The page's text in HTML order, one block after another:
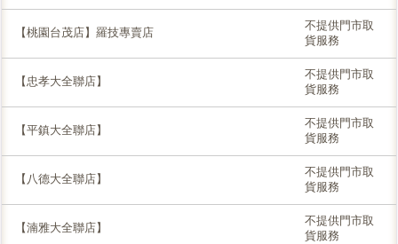
【桃園台茂店】羅技專賣店
不提供門市取
貨服務
【忠孝大全聯店】
不提供門市取
貨服務
【平鎮大全聯店】
不提供門市取
貨服務
【八德大全聯店】
不提供門市取
貨服務
【湳雅大全聯店】
不提供門市取
貨服務